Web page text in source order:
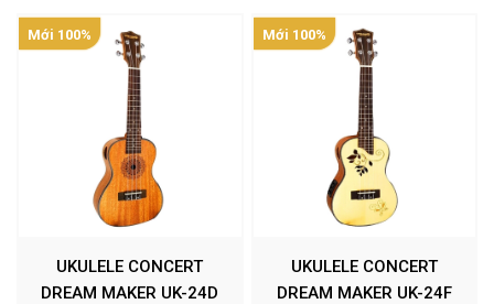
Mới 100%
UKULELE CONCERT
DREAM MAKER UK-24D
Mới 100%
UKULELE CONCERT
DREAM MAKER UK-24F